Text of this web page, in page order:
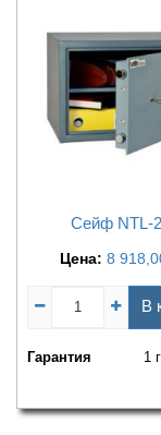
Сейф NTL-
Цена: 8
В
Гарантия 1